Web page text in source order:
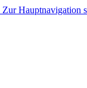
Zur Hauptnavigation